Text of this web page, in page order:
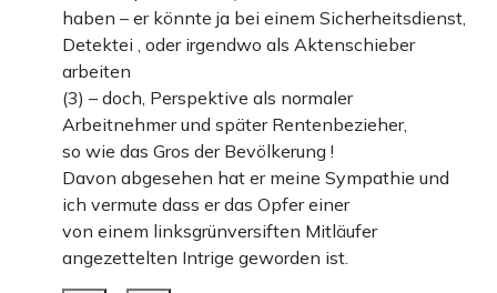
haben – er könnte ja bei einem Sicherheitsdienst,
Detektei , oder irgendwo als Aktenschieber
arbeiten
(3) – doch, Perspektive als normaler
Arbeitnehmer und später Rentenbezieher,
so wie das Gros der Bevölkerung !
Davon abgesehen hat er meine Sympathie und
ich vermute dass er das Opfer einer
von einem linksgrünversiften Mitläufer
angezettelten Intrige geworden ist.